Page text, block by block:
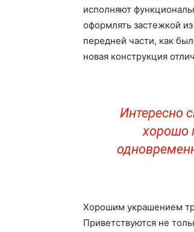
исполняют
оформлять застежкой
передней части, как
новая конструкция
Интересно
хорошо
Хорошим украшением
Приветствуются не